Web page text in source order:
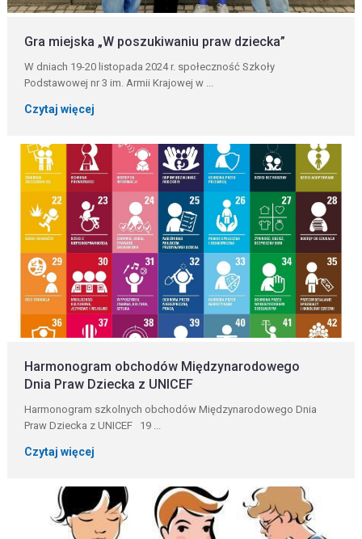
Gra miejska „W poszukiwaniu praw dziecka”
W dniach 19-20 listopada 2024 r. społeczność Szkoły
Podstawowej nr 3 im. Armii Krajowej w ...
Czytaj więcej
Harmonogram obchodów Międzynarodowego
Dnia Praw Dziecka z UNICEF
Harmonogram szkolnych obchodów Międzynarodowego Dnia
Praw Dziecka z UNICEF 19 ...
Czytaj więcej